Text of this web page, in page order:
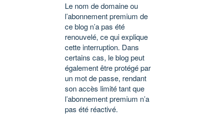
Le nom de domaine ou
l’abonnement premium de
ce blog n’a pas été
renouvelé, ce qui explique
cette interruption. Dans
certains cas, le blog peut
également être protégé par
un mot de passe, rendant
son accès limité tant que
l’abonnement premium n’a
pas été réactivé.